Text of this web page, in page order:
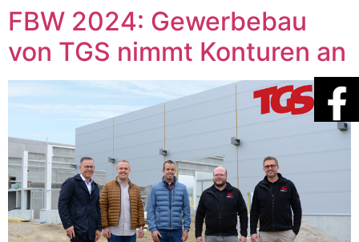
FBW 2024: Gewerbebau
von TGS nimmt Konturen an